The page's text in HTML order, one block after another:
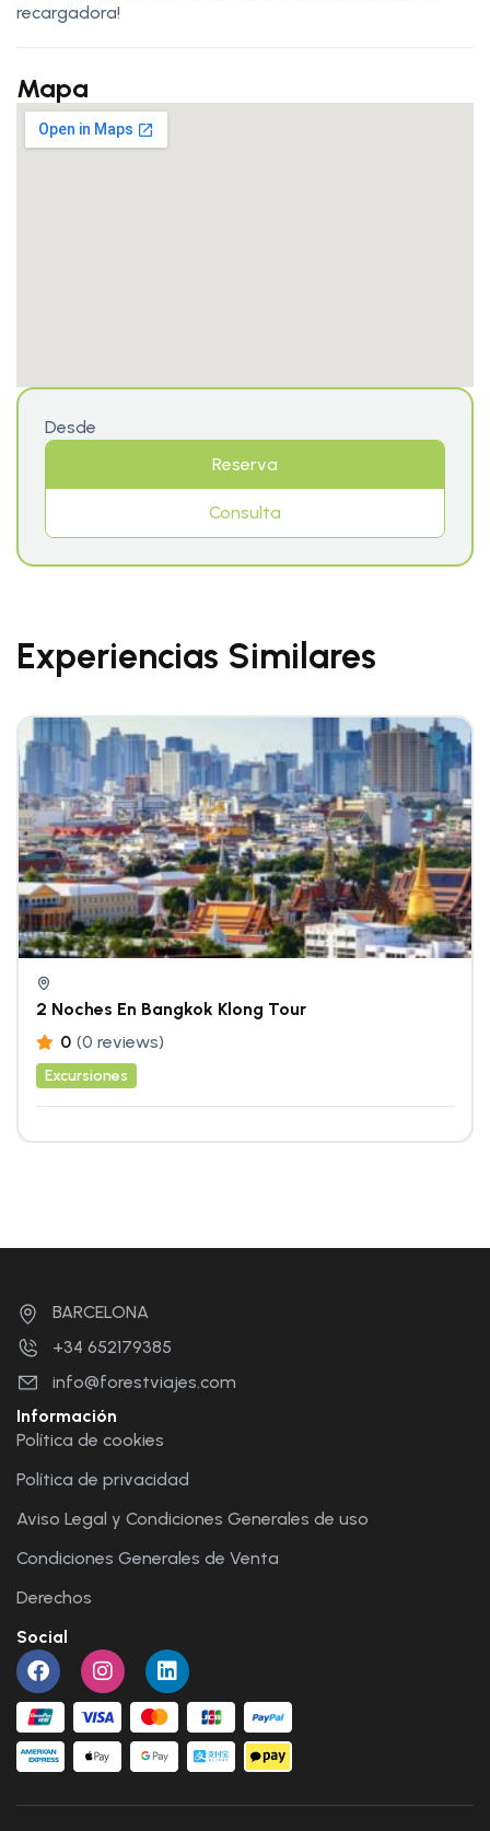
recargadora!
Mapa
Desde
Reserva
Consulta
Experiencias Similares
2 Noches En Bangkok Klong Tour
0 (0 reviews)
Excursiones
BARCELONA
+34 652179385
info@forestviajes.com
Información
Política de cookies
Política de privacidad
Aviso Legal y Condiciones Generales de uso
Condiciones Generales de Venta
Derechos
Social